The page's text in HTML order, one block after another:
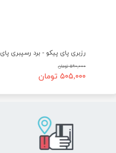
رزبری پای پیکو - برد رسپبری پای Pico
۵۹۰,۰۰۰ تومان
۵۰۵,۰۰۰ تومان